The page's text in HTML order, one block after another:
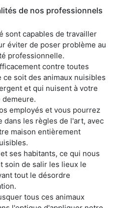
de nos professionnels
sont capables de travailler
éviter de poser problème au
professionnelle.
contre toutes
soit des animaux nuisibles
et qui nuisent à votre
employés et vous pourrez
dans les règles de l'art, avec
maison entièrement
ses habitants, ce qui nous
soin de salir les lieux le
tout le désordre
tous ces animaux